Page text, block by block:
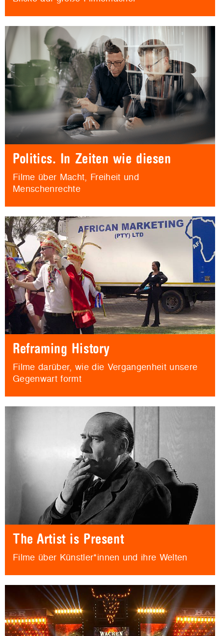
Politics. In Zeiten wie diesen
Filme über Macht, Freiheit und
Menschenrechte
Reframing History
Filme darüber, wie die Vergangenheit unsere
Gegenwart formt
The Artist is Present
Filme über Künstler*innen und ihre Welten